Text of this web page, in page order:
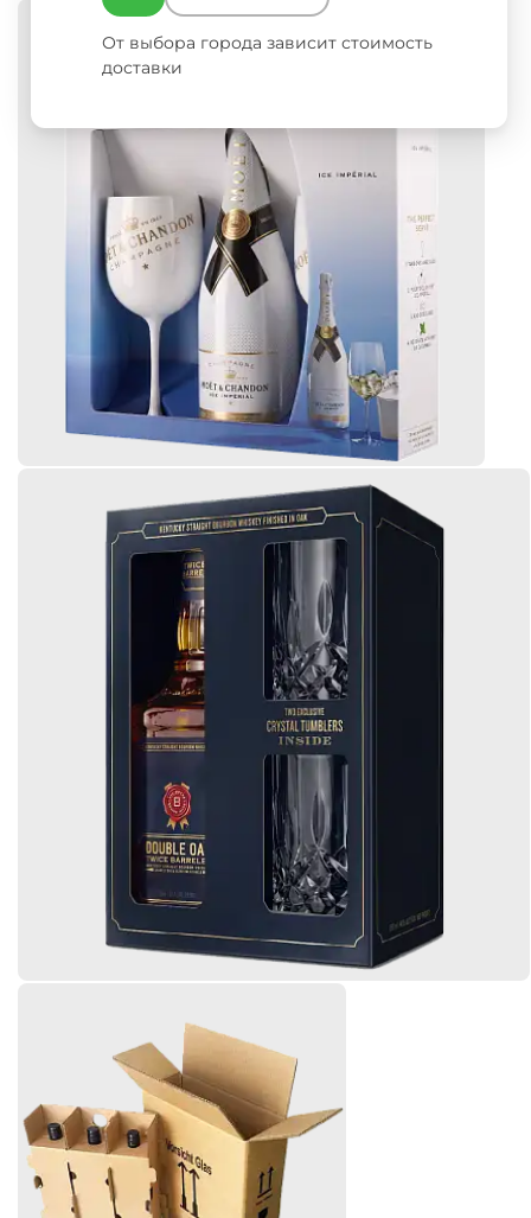
От выбора города зависит стоимость
доставки